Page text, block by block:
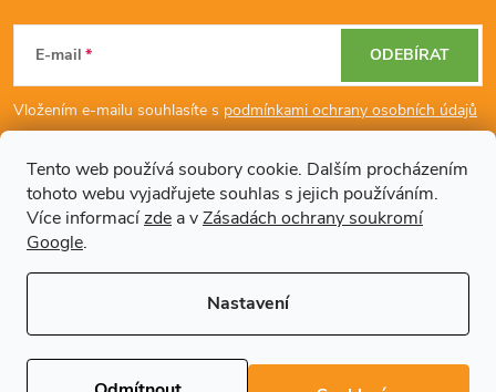
Tento web používá soubory cookie. Dalším procházením
tohoto webu vyjadřujete souhlas s jejich používáním.
Více informacízde a vZásadách ochrany soukromí
Google.
Nastavení
p
E-mail
Vložením e-mailu souhlasíte s podmínkami ochrany osobních údajů
ODEBÍRAT
Dodatečné informace
Copyright 2026Regals.cz. Všechna práva vyhrazena.Upravit nastavení
cookies